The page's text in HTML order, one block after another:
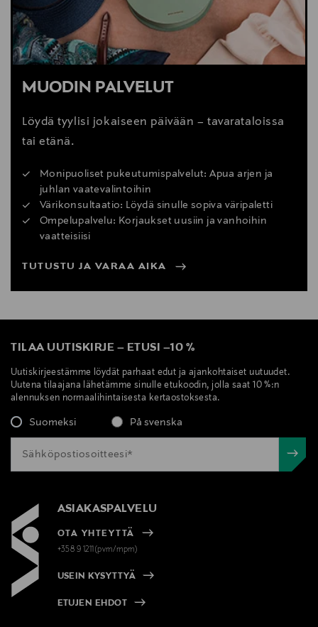
MUODIN PALVELUT
Löydä tyylisi jokaiseen päivään – tavarataloissa
tai etänä.
Monipuoliset pukeutumispalvelut: Apua arjen ja
juhlan vaatevalintoihin
Värikonsultaatio: Löydä sinulle sopiva väripaletti
Ompelupalvelu: Korjaukset uusiin ja vanhoihin
vaatteisiisi
TUTUSTU JA VARAA AIKA
TILAA UUTISKIRJE – ETUSI –10 %
Uutiskirjeestämme löydät parhaat edut ja ajankohtaiset uutuudet.
Uutena tilaajana lähetämme sinulle etukoodin, jolla saat 10 %:n
alennuksen normaalihintaisesta kertaostoksesta.
Suomeksi På svenska
ASIAKASPALVELU
OTA YHTEYTTÄ
+358 9 1211(pvm/mpm)
USEIN KYSYTTYÄ
ETUJEN EHDOT